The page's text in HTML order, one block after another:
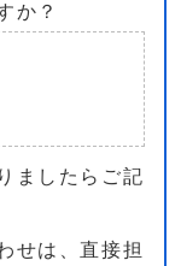
か？
ましたらご記
せは、直接担